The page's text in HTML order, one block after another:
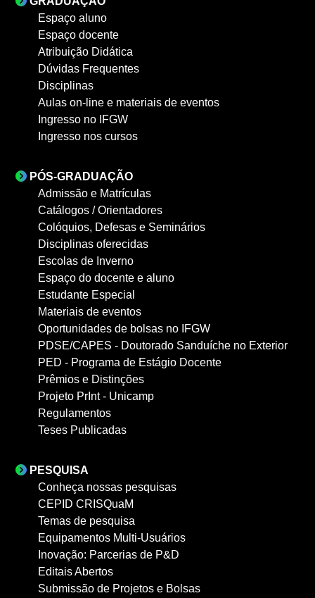
Espaço aluno
Espaço docente
Atribuição Didática
Dúvidas Frequentes
Disciplinas
Aulas on-line e materiais de eventos
Ingresso no IFGW
Ingresso nos cursos
PÓS-GRADUAÇÃO
Admissão e Matrículas
Catálogos / Orientadores
Colóquios, Defesas e Seminários
Disciplinas oferecidas
Escolas de Inverno
Espaço do docente e aluno
Estudante Especial
Materiais de eventos
Oportunidades de bolsas no IFGW
PDSE/CAPES - Doutorado Sanduíche no Exterior
PED - Programa de Estágio Docente
Prêmios e Distinções
Projeto PrInt - Unicamp
Regulamentos
Teses Publicadas
PESQUISA
Conheça nossas pesquisas
CEPID CRISQuaM
Temas de pesquisa
Equipamentos Multi-Usuários
Inovação: Parcerias de P&D
Editais Abertos
Submissão de Projetos e Bolsas